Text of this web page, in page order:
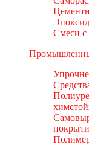
Смеси с